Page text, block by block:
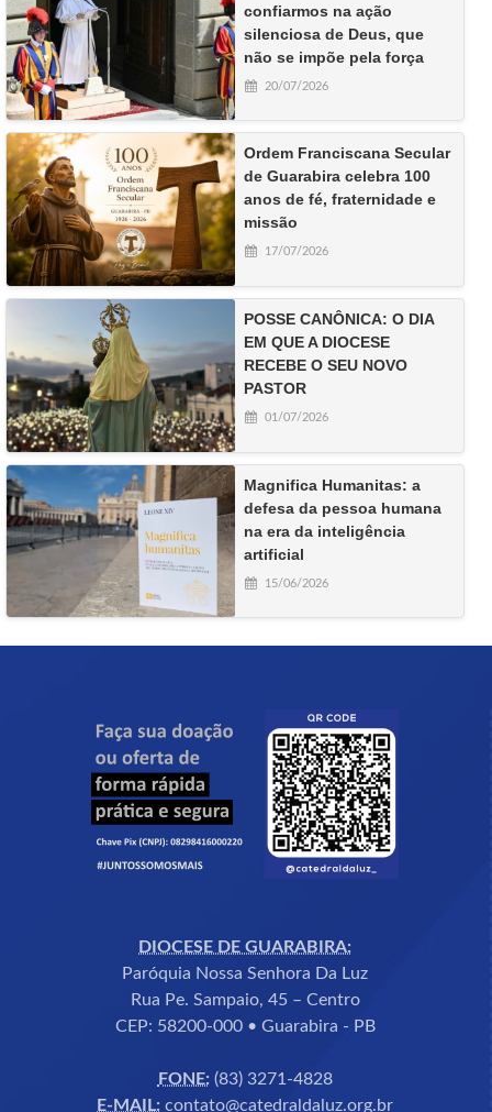
confiarmos na ação
silenciosa de Deus, que
não se impõe pela força
20/07/2026
Ordem Franciscana Secular
de Guarabira celebra 100
anos de fé, fraternidade e
missão
17/07/2026
POSSE CANÔNICA: O DIA
EM QUE A DIOCESE
RECEBE O SEU NOVO
PASTOR
01/07/2026
Magnifica Humanitas: a
defesa da pessoa humana
na era da inteligência
artificial
15/06/2026
DIOCESE DE GUARABIRA:
Paróquia Nossa Senhora Da Luz
Rua Pe. Sampaio, 45 – Centro
CEP: 58200-000 • Guarabira - PB
FONE:(83) 3271-4828
E-MAIL: contato@catedraldaluz.org.br